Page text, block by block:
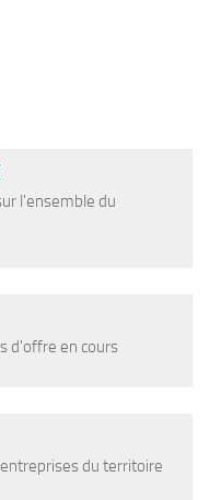
le territoire
l'ensemble du
d'offre en cours
du territoire